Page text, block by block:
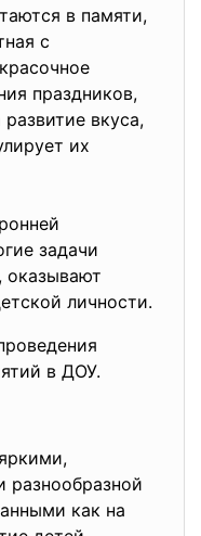
в памяти,
с
праздников,
вкуса,
их
задачи
оказывают
личности.
в ДОУ.
разнообразной
как на